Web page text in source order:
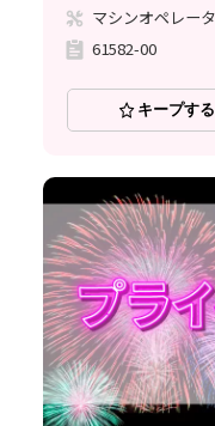
マシンオペレー
61582-00
キープする